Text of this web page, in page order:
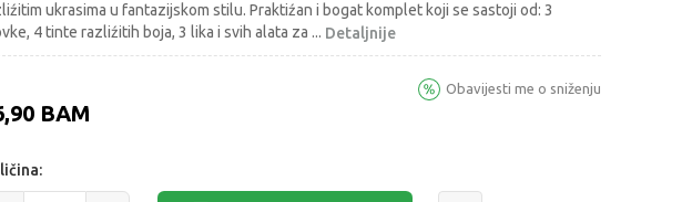
ukrasima u fantazijskom stilu. Praktiźan i bogat komplet koji se sastoji od: 3
4 tinte razliźitih boja, 3 lika i svih alata za ... Detaljnije
BAM
Obavijesti me o sniženju